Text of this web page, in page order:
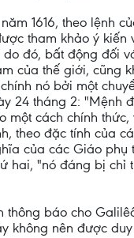
1616, theo lệnh
tham khảo ý kiến
đó, bất động đối
của thế giới, cũng
nó bởi một
24 tháng 2: "Mệnh
một cách chính
theo đặc tính của
của các Giáo phụ
hai, "nó đáng bị chỉ
báo cho
không nên được